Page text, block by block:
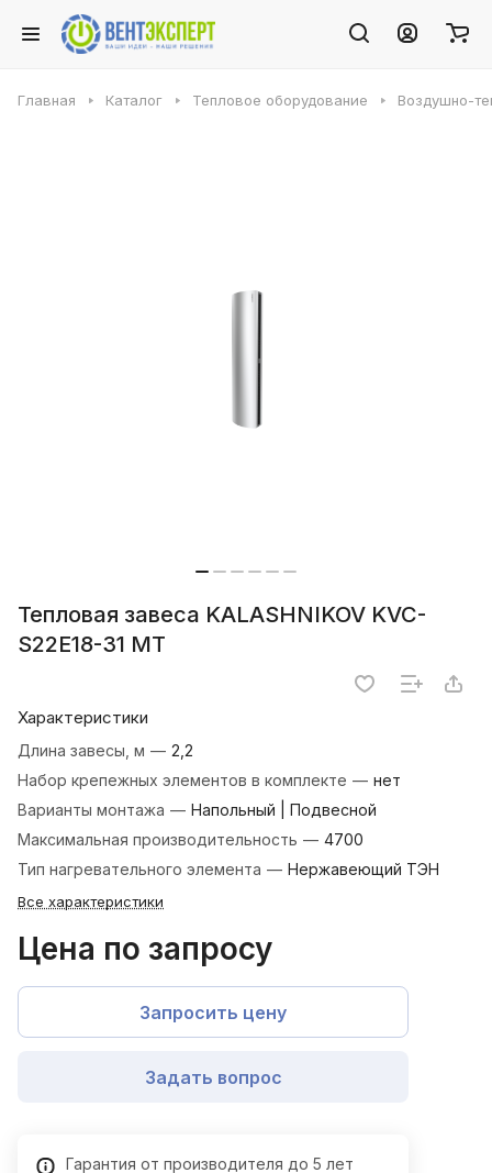
Главная Каталог Тепловое оборудование Воздушно-
Тепловая завеса KALASHNIKOV KVC-
S22E18-31 MT
Характеристики
Длина завесы, м — 2,2
Набор крепежных элементов в комплекте — нет
Варианты монтажа — Напольный | Подвесной
Максимальная производительность — 4700
Тип нагревательного элемента — Нержавеющий ТЭН
Все характеристики
Цена по запросу
Запросить цену
Задать вопрос
Гарантия от производителя до 5 лет